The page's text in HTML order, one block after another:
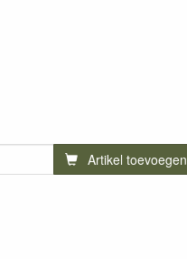
Artikel toevoegen